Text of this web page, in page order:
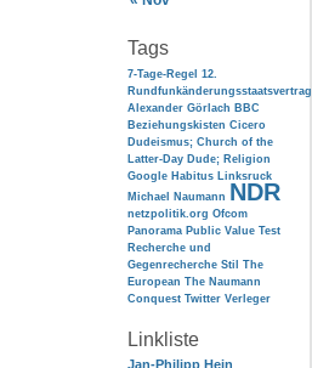
Tags
7-Tage-Regel 12.
Rundfunkänderungsstaatsvertrag
Alexander Görlach BBC
Beziehungskisten Cicero
Dudeismus; Church of the
Latter-Day Dude; Religion
Google Habitus Linksruck
Michael Naumann NDR
netzpolitik.org Ofcom
Panorama Public Value Test
Recherche und
Gegenrecherche Stil
The
European The Naumann
Conquest Twitter Verleger
Linkliste
Jan-Philipp Hein